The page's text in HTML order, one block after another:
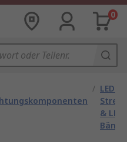
0
/ LED-
& LED-